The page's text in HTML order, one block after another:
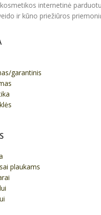
internetinė
ir kūno priežiūros
garantinis
plaukams